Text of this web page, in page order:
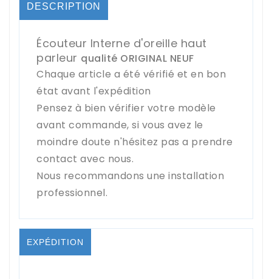
DESCRIPTION
Écouteur Interne d'oreille haut
parleur qualité ORIGINAL NEUF
Chaque article a été vérifié et en bon
état avant l'expédition
Pensez à bien vérifier votre modèle
avant commande, si vous avez le
moindre doute n'hésitez pas a prendre
contact avec nous.
Nous recommandons une installation
professionnel.
EXPÉDITION